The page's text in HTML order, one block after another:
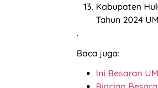
Kabupaten
Tahun 2024
.
Baca juga:
Ini Besaran